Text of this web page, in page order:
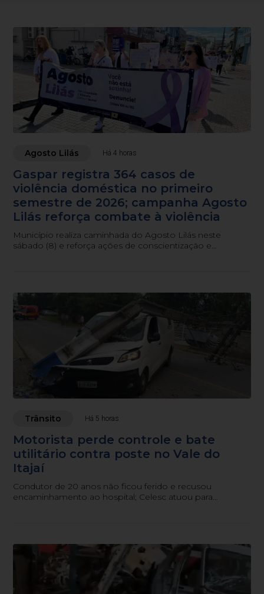
Agosto Lilás Há 4 horas
Gaspar registra 364 casos de
violência doméstica no primeiro
semestre de 2026; campanha Agosto
Lilás reforça combate à violência
Município realiza caminhada do Agosto Lilás neste
sábado (8) e reforça ações de conscientização e
Trânsito Há 5 horas
Motorista perde controle e bate
utilitário contra poste no Vale do
Itajaí
Condutor de 20 anos não ficou ferido e recusou
encaminhamento ao hospital; Celesc atuou para